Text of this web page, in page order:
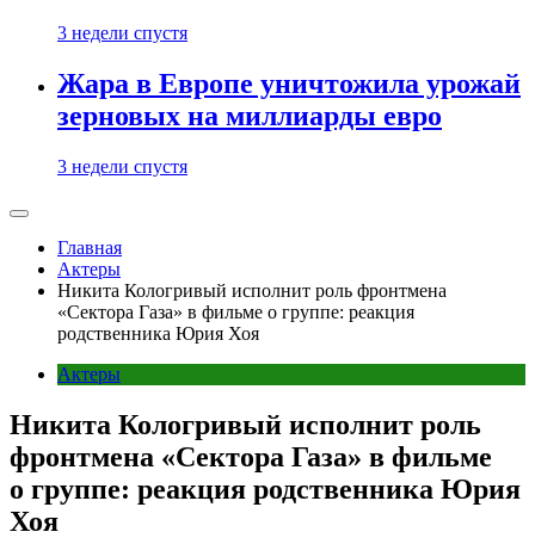
3 недели спустя
Жара в Европе уничтожила урожай
зерновых на миллиарды евро
3 недели спустя
Главная
Актеры
Никита Кологривый исполнит роль фронтмена
«Сектора Газа» в фильме о группе: реакция
родственника Юрия Хоя
Актеры
Никита Кологривый исполнит роль
фронтмена «Сектора Газа» в фильме
о группе: реакция родственника Юрия
Хоя